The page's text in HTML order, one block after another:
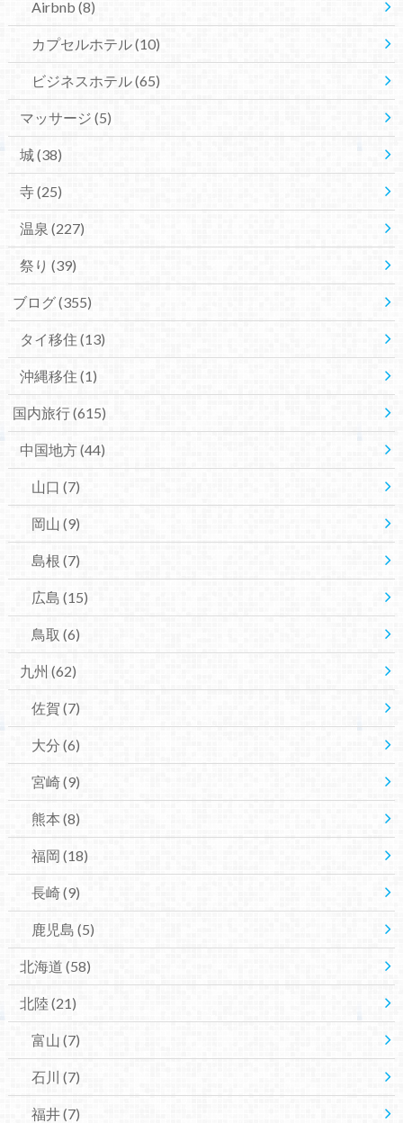
Airbnb (8)
カプセルホテル(10)
ビジネスホテル(65)
マッサージ (5)
城(38)
寺(25)
温泉 (227)
祭り (39)
ブログ(355)
タイ移住 (13)
沖縄移住 (1)
国内旅行(615)
中国地方(44)
山口 (7)
岡山 (9)
島根 (7)
広島 (15)
鳥取 (6)
九州 (62)
佐賀 (7)
大分 (6)
宮崎(9)
熊本 (8)
福岡 (18)
長崎(9)
鹿児島 (5)
北海道 (58)
北陸 (21)
富山 (7)
石川 (7)
福井(7)